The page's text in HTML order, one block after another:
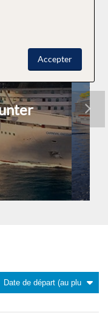
Accepter